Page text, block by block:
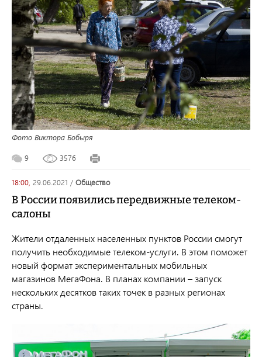
Фото Виктора Бобыря
9 3576
18:00, 29.06.2021 / общество
В России появились передвижные телеком-
салоны
Жители отдаленных населенных пунктов России смогут
получить необходимые телеком-услуги. В этом поможет
новый формат экспериментальных мобильных
магазинов МегаФона. В планах компании – запуск
нескольких десятков таких точек в разных регионах
страны.